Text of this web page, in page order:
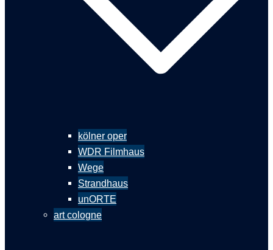
kölner oper
WDR Filmhaus
Wege
Strandhaus
unORTE
art cologne